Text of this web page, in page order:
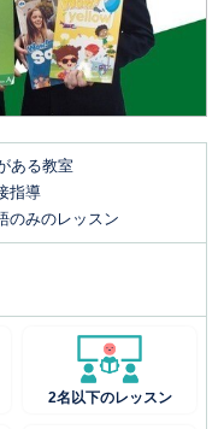
ある教室
指導
のみのレッスン
2名以下のレッスン